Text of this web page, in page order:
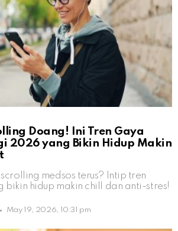
Doang! Ini Tren Gaya
2026 yang Bikin Hidup Makin
medsos terus? Intip tren
hidup makin chill dan anti-stres!
May 19, 2026, 10:31 pm